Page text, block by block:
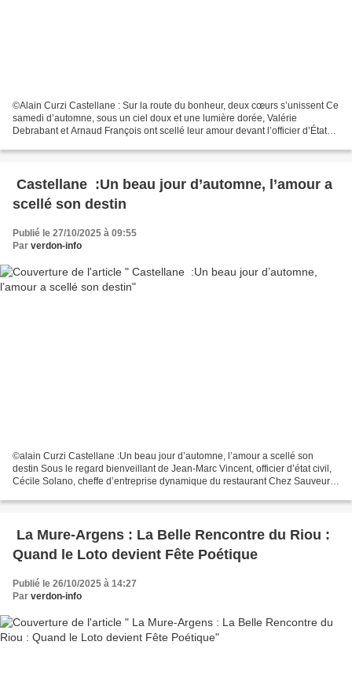
©Alain Curzi Castellane : Sur la route du bonheur, deux cœurs s’unissent Ce
samedi d’automne, sous un ciel doux et une lumière dorée, Valérie
Debrabant et Arnaud François ont scellé leur amour devant l’officier d’État
Castellane :Un beau jour d’automne, l’amour a
scellé son destin
Publié le 27/10/2025 à 09:55
Par verdon-info
©alain Curzi Castellane :Un beau jour d’automne, l’amour a scellé son
destin Sous le regard bienveillant de Jean-Marc Vincent, officier d’état civil,
Cécile Solano, cheffe d’entreprise dynamique du restaurant Chez Sauveur
La Mure-Argens : La Belle Rencontre du Riou :
Quand le Loto devient Fête Poétique
Publié le 26/10/2025 à 14:27
Par verdon-info